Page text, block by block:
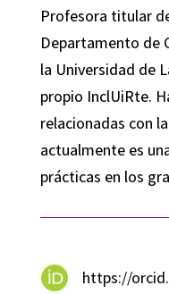
Profesora titular
Departamento de
la Universidad de
propio InclUiRte.
relacionadas con
actualmente es
prácticas en los
https://